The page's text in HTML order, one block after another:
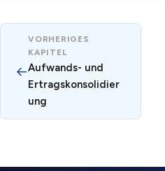
←
VORHERIGES
KAPITEL
Aufwands- und
Ertragskonsolidier
ung